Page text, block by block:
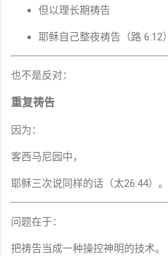
但以理长期祷告
耶稣自己整夜祷告（路 6:12）
也不是反对：
重复祷告
因为：
客西马尼园中，
耶稣三次说同样的话（太26:44）。
问题在于：
把祷告当成一种操控神明的技术。